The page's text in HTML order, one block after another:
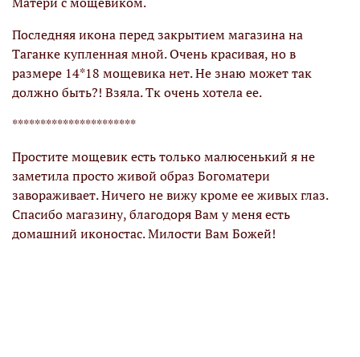
Последняя икона перед закрытием магазина на
Таганке купленная мной. Очень красивая, но в
размере 14*18 мощевика нет. Не знаю может так
должно быть?! Взяла. Тк очень хотела ее.
**********************
Простите мощевик есть только малюсенький я не
заметила просто живой образ Богоматери
завораживает. Ничего не вижу кроме ее живых глаз.
Спасибо магазину, благодоря Вам у меня есть
домашний иконостас. Милости Вам Божей!